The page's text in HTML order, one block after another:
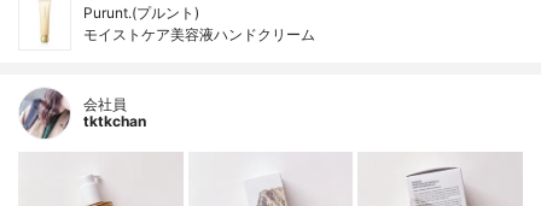
Purunt.(プルント)
モイストケア美容液ハンドクリーム
会社員
tktkchan